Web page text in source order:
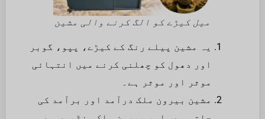
میل کیڑے کو الگ کرنے والی مشین
یہ مشین پیلے رنگ کے کیڑے، پپو، گوبر
اور دھول کو چھلنی کرنے میں انتہائی
موثر اور موثر ہے۔
مشین بیرون ملک درآمد اور برآمد کی